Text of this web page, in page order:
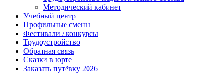
Методический кабинет
Учебный центр
Профильные смены
Фестивали / конкурсы
Трудоустройство
Обратная связь
Сказки в юрте
Заказать путёвку 2026